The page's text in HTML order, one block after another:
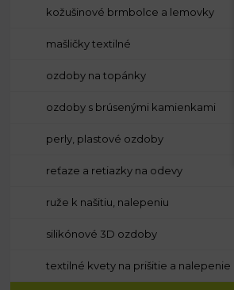
kožušinové brmbolce a lemovky
mašličky textilné
ozdoby na topánky
ozdoby s brúsenými kamienkami
perly, plastové ozdoby
reťaze a retiazky na odevy
ruže k našitiu, nalepeniu
silikónové 3D ozdoby
textilné kvety na prišitie a nalepenie